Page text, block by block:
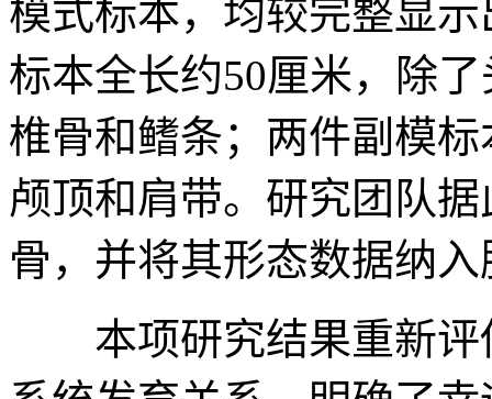
模式标本，均较完整显
标本全长约50厘米，除
椎骨和鳍条；两件副模
颅顶和肩带。研究团队
骨，并将其形态数据纳
本项研究结果重新评